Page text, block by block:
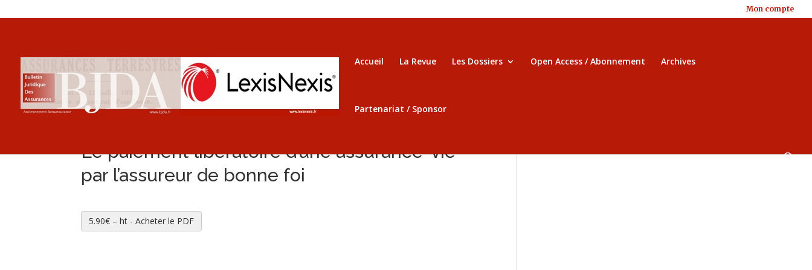
Mon compte
Accueil La Revue Les Dossiers Open Access / Abonnement Archives
Partenariat / Sponsor
Le paiement libératoire d’une assurance-vie
par l’assureur de bonne foi
5.90€ – ht - Acheter le PDF